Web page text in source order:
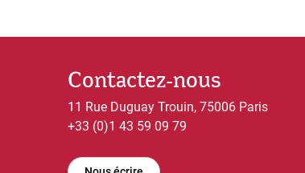
Contactez-nous
11 Rue Duguay Trouin, 75006 Paris
+33 (0)1 43 59 09 79